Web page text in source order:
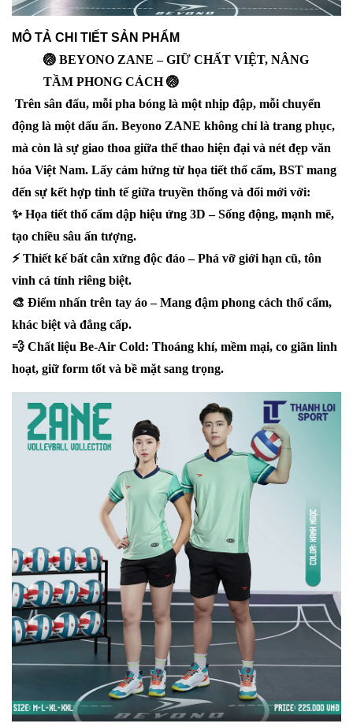
MÔ TẢ CHI TIẾT SẢN PHẨM
🏐 BEYONO ZANE – GIỮ CHẤT VIỆT, NÂNG
TẦM PHONG CÁCH 🏐
Trên sân đấu, mỗi pha bóng là một nhịp đập, mỗi chuyển
động là một dấu ấn. Beyono ZANE không chỉ là trang phục,
mà còn là sự giao thoa giữa thể thao hiện đại và nét đẹp văn
hóa Việt Nam. Lấy cảm hứng từ họa tiết thổ cẩm, BST mang
đến sự kết hợp tinh tế giữa truyền thống và đổi mới với:
✨ Họa tiết thổ cẩm dập hiệu ứng 3D – Sống động, mạnh mẽ,
tạo chiều sâu ấn tượng.
⚡ Thiết kế bất cân xứng độc đáo – Phá vỡ giới hạn cũ, tôn
vinh cá tính riêng biệt.
🎨 Điểm nhấn trên tay áo – Mang đậm phong cách thổ cẩm,
khác biệt và đẳng cấp.
💨 Chất liệu Be-Air Cold: Thoáng khí, mềm mại, co giãn linh
hoạt, giữ form tốt và bề mặt sang trọng.